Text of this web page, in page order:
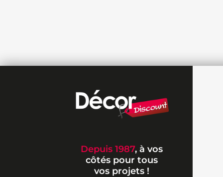
Depuis 1987, à vos
côtés pour tous
vos projets !